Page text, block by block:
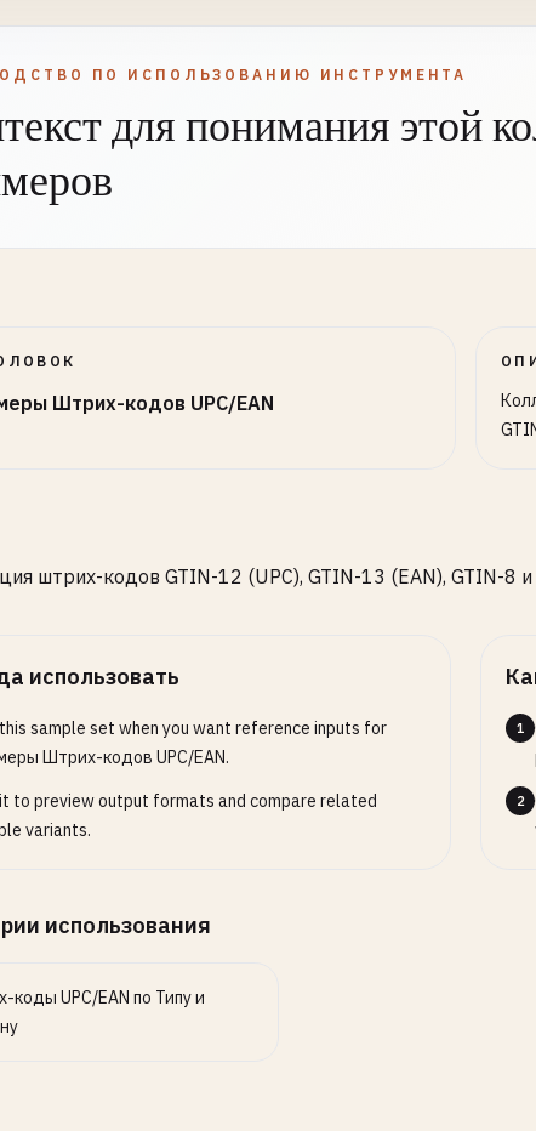
internationally outside North America
States & Canada (prefix 000-139)
(prefix 450-459, 490-499)
(prefix 460-469)
(prefix 471)
Kingdom (prefix 500-509)
ПО ИСПОЛЬЗОВАНИЮ ИНСТРУМЕНТА
для понимания этой
Штрих-кодов UPC/EAN
штрих-кодов GTIN-12 (UPC), GTIN-13 (EAN), GTIN-8
использовать
sample set when you want reference inputs for
Штрих-кодов UPC/EAN.
to preview output formats and compare related
variants.
1
2
использования
коды UPC/EAN по Типу и